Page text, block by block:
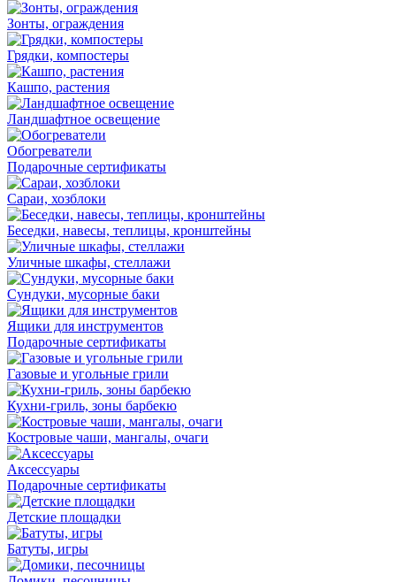
Зонты, ограждения
Грядки, компостеры
Кашпо, растения
Ландшафтное освещение
Обогреватели
Подарочные сертификаты
Сараи, хозблоки
Беседки, навесы, теплицы, кронштейны
Уличные шкафы, стеллажи
Сундуки, мусорные баки
Ящики для инструментов
Подарочные сертификаты
Газовые и угольные грили
Кухни-гриль, зоны барбекю
Костровые чаши, мангалы, очаги
Аксессуары
Подарочные сертификаты
Детские площадки
Батуты, игры